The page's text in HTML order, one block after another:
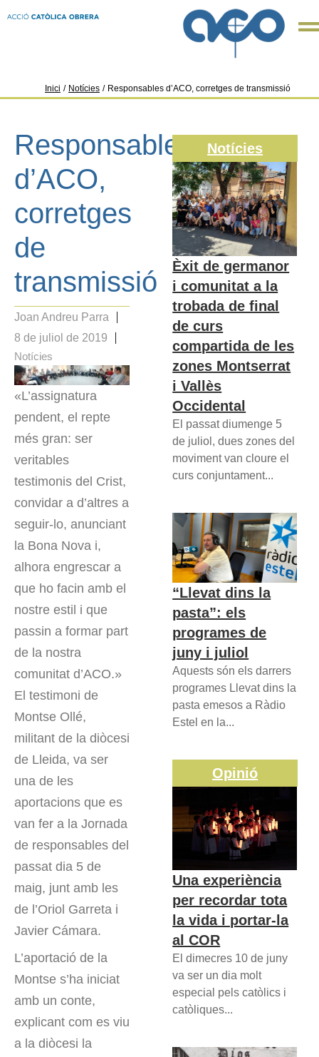
Inici / Notícies / Responsables d’ACO, corretges de transmissió
Responsables
d’ACO,
corretges
de
transmissió
Joan Andreu Parra
8 de juliol de 2019
Notícies
«L’assignatura
pendent, el repte
més gran: ser
veritables
testimonis del Crist,
convidar a d’altres a
seguir-lo, anunciant
la Bona Nova i,
alhora engrescar a
que ho facin amb el
nostre estil i que
passin a formar part
de la nostra
comunitat d’ACO.»
El testimoni de
Montse Ollé,
militant de la diòcesi
de Lleida, va ser
una de les
aportacions que es
van fer a la Jornada
de responsables del
passat dia 5 de
maig, junt amb les
de l’Oriol Garreta i
Javier Cámara.
L’aportació de la
Montse s’ha iniciat
amb un conte,
explicant com es viu
a la diòcesi la
Notícies
Èxit de germanor
i comunitat a la
trobada de final
de curs
compartida de les
zones Montserrat
i Vallès
Occidental
El passat diumenge 5
de juliol, dues zones del
moviment van cloure el
curs conjuntament...
“Llevat dins la
pasta”: els
programes de
juny i juliol
Aquests són els darrers
programes Llevat dins la
pasta emesos a Ràdio
Estel en la...
Opinió
Una experiència
per recordar tota
la vida i portar-la
al COR
El dimecres 10 de juny
va ser un dia molt
especial pels catòlics i
catòliques...